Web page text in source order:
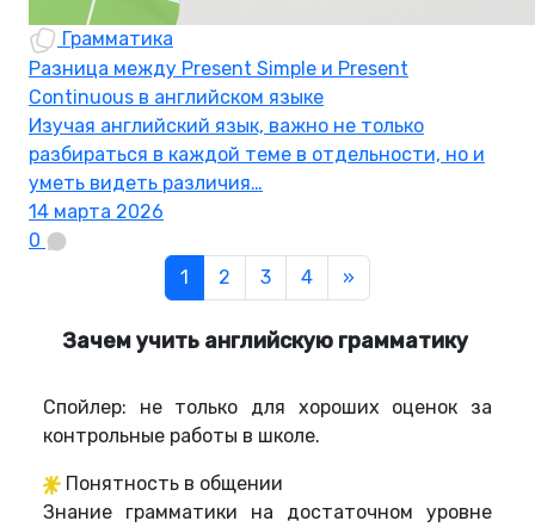
Грамматика
Разница между Present Simple и Present
Continuous в английском языке
Изучая английский язык, важно не только
разбираться в каждой теме в отдельности, но и
уметь видеть различия…
14 марта 2026
0
1
2 3 4 »
Зачем учить английскую грамматику
Спойлер: не только для хороших оценок за
контрольные работы в школе.
Понятность в общении
Знание грамматики на достаточном уровне